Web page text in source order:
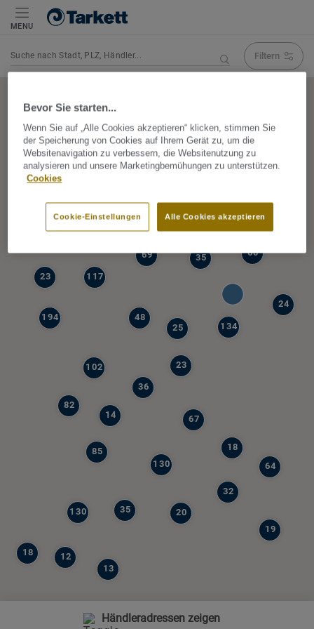
MENU
Filtern
85
194
77
117
130
39
64
67
82
36
130
69
134
23
35
35
102
19
23
48
14
60
12
18
32
13
20
24
25
18
Händleradressen zeigen
Bevor Sie starten...
Wenn Sie auf „Alle Cookies akzeptieren“ klicken, stimmen Sie
der Speicherung von Cookies auf Ihrem Gerät zu, um die
Websitenavigation zu verbessern, die Websitenutzung zu
analysieren und unsere Marketingbemühungen zu unterstützen.
Cookies
Alle Cookies akzeptieren
Cookie-Einstellungen